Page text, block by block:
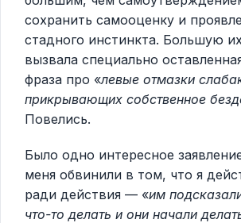
сохранить самооценку и
стадного инстинкта. Большую
вызвала специально
фраза про «левые отмазки
прикрывающих собственное
Повелись.
Было одно интересное
меня обвинили в том, что я
ради действия — «им
что-то делать и они начали